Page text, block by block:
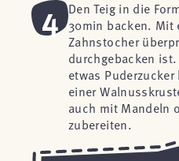
4
Den Teig in die
30min backen. Mit
Zahnstocher
durchgebacken
etwas
einer
auch mit Mandeln
zubereiten.